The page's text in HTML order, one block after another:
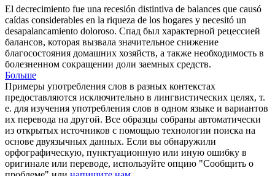
El decrecimiento fue una recesión distintiva de balances que causó
caídas considerables en la riqueza de los hogares y necesitó un
desapalancamiento doloroso. Спад был характерной рецессией
балансов, которая вызвала значительное снижение
благосостояния домашних хозяйств, а также необходимость в
болезненном сокращении доли заемных средств.
Больше
Примеры употребления слов в разных контекстах
предоставляются исключительно в лингвистических целях, т.
е. для изучения употребления слов в одном языке и вариантов
их перевода на другой. Все образцы собраны автоматически
из открытых источников с помощью технологии поиска на
основе двуязычных данных. Если вы обнаружили
орфографическую, пунктуационную или иную ошибку в
оригинале или переводе, используйте опцию "Сообщить о